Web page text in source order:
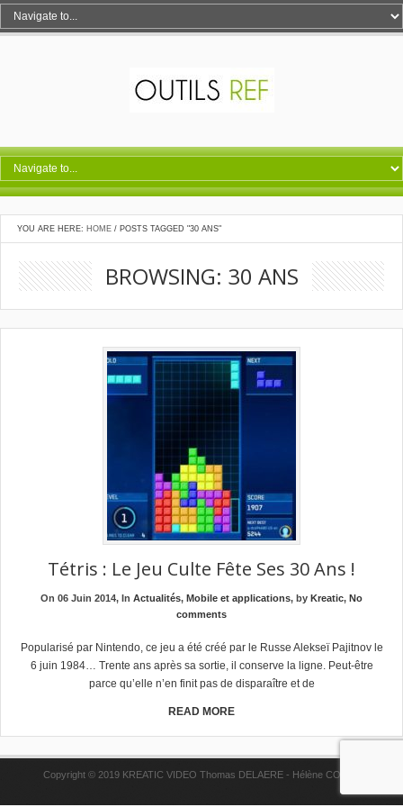
YOU ARE HERE: HOME / POSTS TAGGED "30 ANS"
BROWSING: 30 ANS
Tétris : Le Jeu Culte Fête Ses 30 Ans !
On 06 Juin 2014, In Actualités, Mobile et applications, by Kreatic, No
comments
Popularisé par Nintendo, ce jeu a été créé par le Russe Alekseï Pajitnov le
6 juin 1984… Trente ans après sa sortie, il conserve la ligne. Peut-être
parce qu’elle n’en finit pas de disparaître et de
READ MORE
Copyright © 2019 KREATIC VIDEO Thomas DELAERE - Hélène COPPE